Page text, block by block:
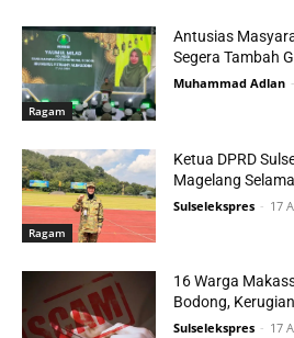
Ragam
Antusias
Segera Tambah
Muhammad Adlan -
Ragam
Ketua DPRD
Magelang
Sulselekspres - 17
16 Warga
Bodong,
Sulselekspres - 17